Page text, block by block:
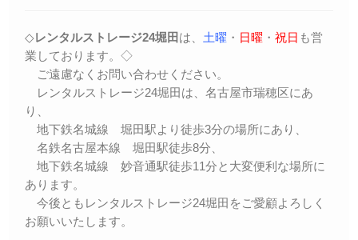
◇レンタルストレージ24堀田 は、 土曜 ・ 日曜 ・ 祝日 も営
業しております。◇
ご遠慮なくお問い合わせください。
レンタルストレージ24堀田は、名古屋市瑞穂区にあ
り、
地下鉄名城線 堀田駅より徒歩3分の場所にあり、
名鉄名古屋本線 堀田駅徒歩8分、
地下鉄名城線 妙音通駅徒歩11分と大変便利な場所に
あります。
今後ともレンタルストレージ24堀田をご愛顧よろしく
お願いいたします。